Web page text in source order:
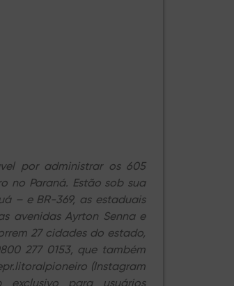
por administrar os 605
no Paraná. Estão sob sua
– e BR-369, as estaduais
avenidas Ayrton Senna e
27 cidades do estado,
277 0153, que também
(Instagram
exclusivo para usuários